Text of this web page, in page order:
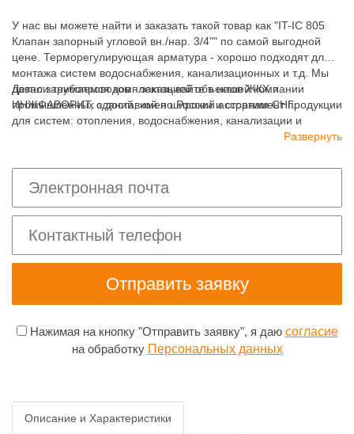
У нас вы можете найти и заказать такой товар как "IT-IC 805
Клапан запорный угловой вн./нар. 3/4"" по самой выгодной
цене. Терморегулирующая арматура - хорошо подходят для
монтажа систем водоснабжения, канализационных и т.д. Мы
давно занимаемся комплектацией объектов ЖКХ и
промышленных зданий, имея широкий ассортимент продукции
для систем: отопления, водоснабжения, канализации и
Детали трубопроводов - заказывайте в нашей компании
ИНЖФАВОРИТ, с доставкой по России и странам СНГ.
Развернуть
Нажимая на кнопку "Отправить заявку", я даю согласие
на обработку Персональных данных
Описание и Характеристики